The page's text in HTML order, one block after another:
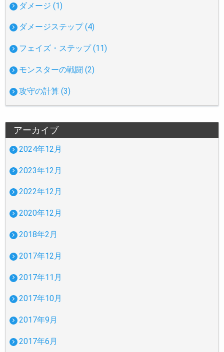
ダメージ (1)
ダメージステップ (4)
フェイズ・ステップ (11)
モンスターの戦闘 (2)
攻守の計算 (3)
アーカイブ
2024年12月
2023年12月
2022年12月
2020年12月
2018年2月
2017年12月
2017年11月
2017年10月
2017年9月
2017年6月